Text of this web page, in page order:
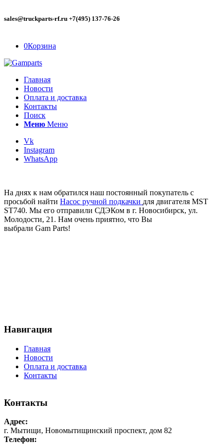
sales@truckparts-rf.ru +7(495) 137-76-26
0Корзина
Главная
Новости
Оплата и доставка
Контакты
Поиск
Меню Меню
Vk
Instagram
WhatsApp
На днях к нам обратился наш постоянный покупатель с
просьбой найти Насос ручной подкачки для двигателя MST
ST740. Мы его отправили СДЭКом в г. Новосибирск, ул.
Молодости, 21. Нам очень приятно, что Вы
выбрали Gam Parts!
Навигация
Главная
Новости
Оплата и доставка
Контакты
Контакты
Адрес:
г. Мытищи, Новомытищинский проспект, дом 82
Телефон: